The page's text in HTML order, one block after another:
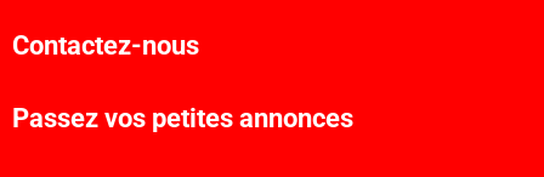
Contactez-nous
Passez vos petites annonces